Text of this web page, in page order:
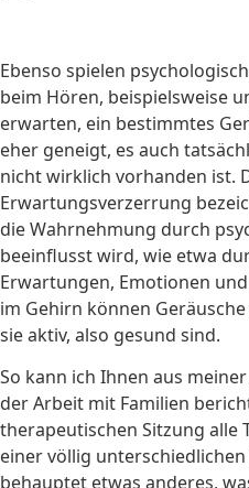
Ebenso spielen
beim Hören, beispielsweise
erwarten, ein bestimmtes
eher geneigt, es auch
nicht wirklich vorhanden ist.
Erwartungsverzerrung
die Wahrnehmung durch
beeinflusst wird, wie etwa
Erwartungen, Emotionen
im Gehirn können
sie aktiv, also gesund sind.
So kann ich Ihnen aus
der Arbeit mit Familien
therapeutischen Sitzung alle
einer völlig
behauptet etwas anderes,